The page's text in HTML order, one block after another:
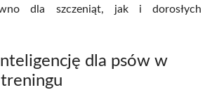
dla szczeniąt, jak i dorosłych
dla psów w